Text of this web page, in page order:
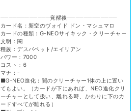
────────────覚醒後────────────
カード名：新空のヴォイド ドン・マシュマロ
カードの種類：G-NEOサイキック・クリーチャー
文明：闇
種族：デスパペット/エイリアン
パワー：7000
コスト：6
マナ：-
■G-NEO進化：闇のクリーチャー1体の上に置い
てもよい。（カードが下にあれば、NEO進化クリ
ーチャーとして扱い、離れる時、かわりに下のカ
ードすべてが離れる）